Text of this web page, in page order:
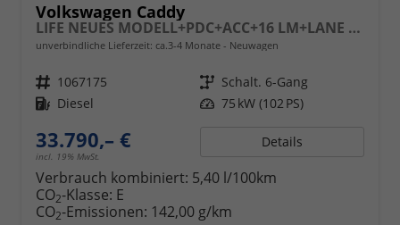
Volkswagen Caddy
LIFE NEUES MODELL+PDC+ACC+16 LM+LANE ASSIST
unverbindliche Lieferzeit: ca.3-4 Monate Neuwagen
Fahrzeugnr. 1067175 Getriebe Schalt. 6-Gang
Kraftstoff Diesel Leistung 75 kW (102 PS)
33.790,– €
incl. 19% MwSt.
Details
Verbrauch kombiniert: 5,40 l/100km
CO2-Klasse: E
CO2-Emissionen: 142,00 g/km